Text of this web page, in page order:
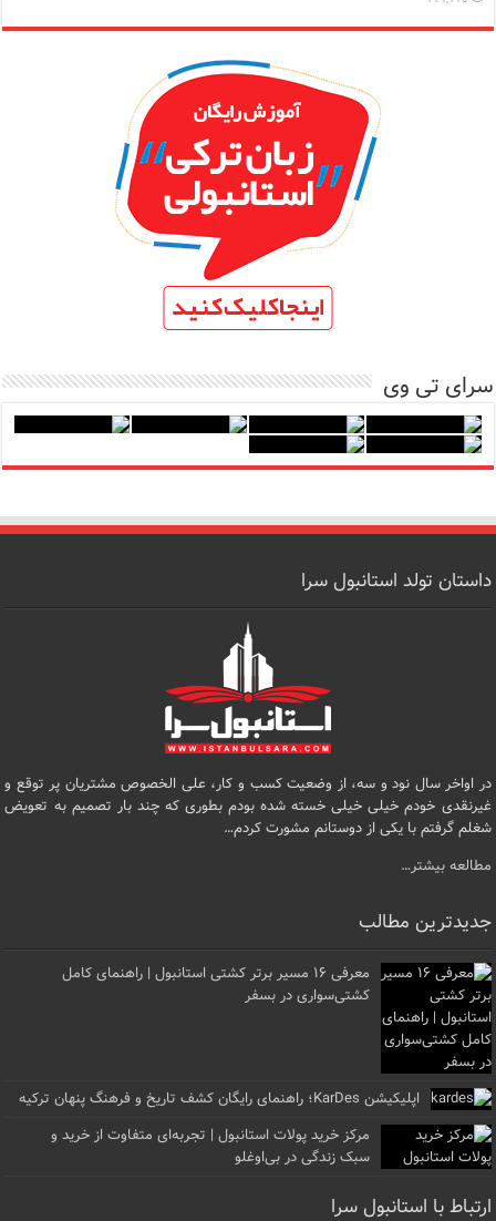
سرای تی وی
داستان تولد استانبول سرا
در اواخر سال نود و سه، از وضعیت کسب و کار، علی الخصوص مشتریان پر توقع و
غیرنقدی خودم خیلی خیلی خسته شده بودم بطوری که چند بار تصمیم به تعویض
شغلم گرفتم با یکی از دوستانم مشورت کردم…
مطالعه بیشتر…
جدیدترین مطالب
معرفی ۱۶ مسیر برتر کشتی استانبول | راهنمای کامل
کشتی‌سواری در بسفر
اپلیکیشن KarDes؛ راهنمای رایگان کشف تاریخ و فرهنگ پنهان ترکیه
مرکز خرید پولات استانبول | تجربه‌ای متفاوت از خرید و
سبک زندگی در بی‌اوغلو
ارتباط با استانبول سرا